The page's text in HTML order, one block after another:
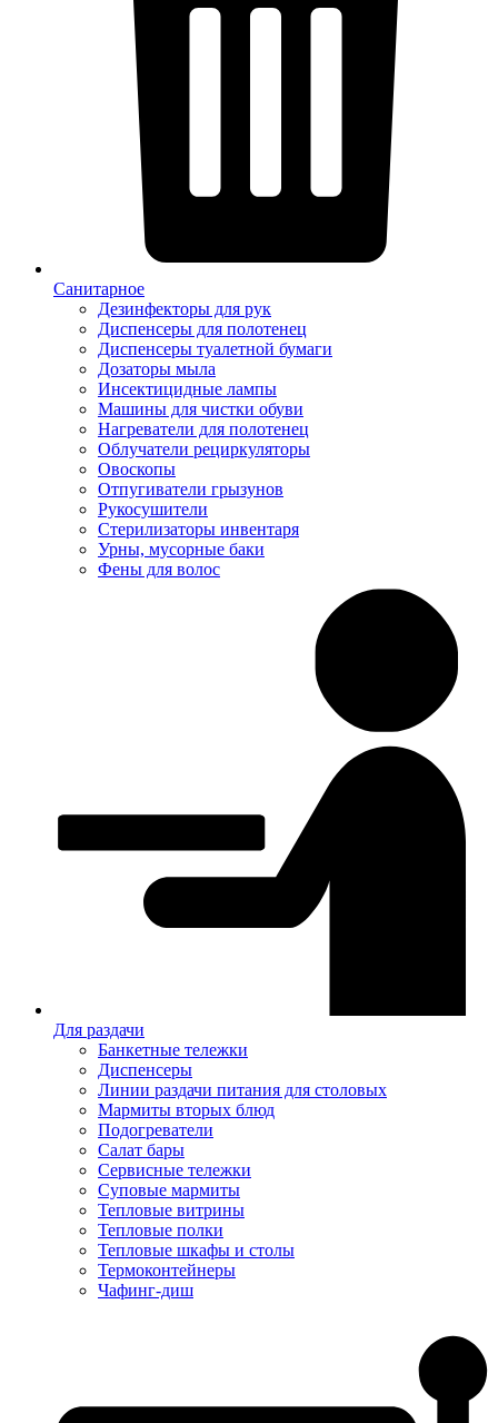
Санитарное
Дезинфекторы для рук
Диспенсеры для полотенец
Диспенсеры туалетной бумаги
Дозаторы мыла
Инсектицидные лампы
Машины для чистки обуви
Нагреватели для полотенец
Облучатели рециркуляторы
Овоскопы
Отпугиватели грызунов
Рукосушители
Стерилизаторы инвентаря
Урны, мусорные баки
Фены для волос
Для раздачи
Банкетные тележки
Диспенсеры
Линии раздачи питания для столовых
Мармиты вторых блюд
Подогреватели
Салат бары
Сервисные тележки
Суповые мармиты
Тепловые витрины
Тепловые полки
Тепловые шкафы и столы
Термоконтейнеры
Чафинг-диш